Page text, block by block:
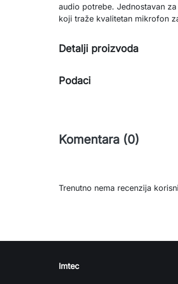
audio potrebe. Jednostavan
koji traže kvalitetan mikrofon
Detalji proizvoda
Podaci
Komentara (0)
Trenutno nema recenzija
Imtec